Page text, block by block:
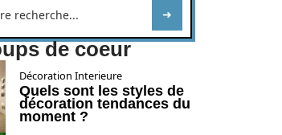
de coeur
Décoration Interieure
Quels sont les styles de
décoration tendances du
moment ?